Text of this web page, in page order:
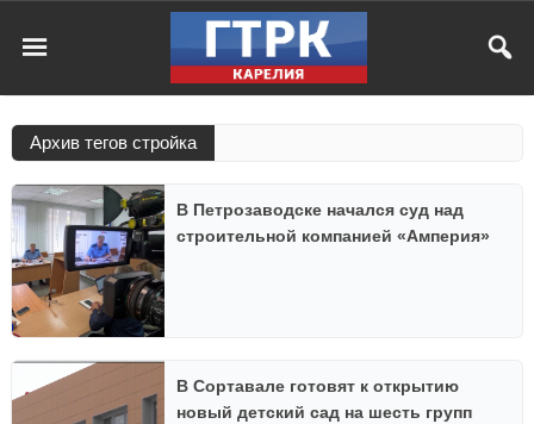
Архив тегов стройка
В Петрозаводске начался суд над
строительной компанией «Амперия»
В Сортавале готовят к открытию
новый детский сад на шесть групп